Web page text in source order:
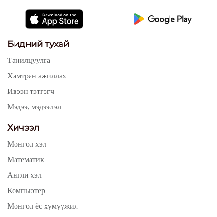
Бидний тухай
Танилцуулга
Хамтран ажиллах
Ивээн тэтгэгч
Мэдээ, мэдээлэл
Хичээл
Монгол хэл
Математик
Англи хэл
Компьютер
Монгол ёс хүмүүжил